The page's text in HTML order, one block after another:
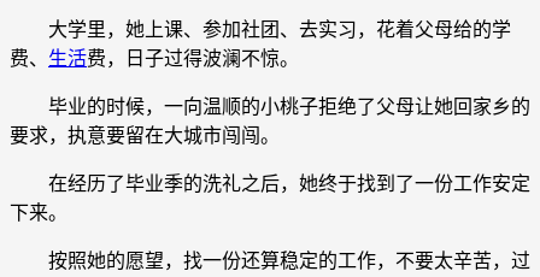
大学里，她上课、参加社团、去实习，花着父母给的学
费、 生活费，日子过得波澜不惊。
毕业的时候，一向温顺的小桃子拒绝了父母让她回家乡的
要求，执意要留在大城市闯闯。
在经历了毕业季的洗礼之后，她终于找到了一份工作安定
下来。
按照她的愿望，找一份还算稳定的工作，不要太辛苦，过